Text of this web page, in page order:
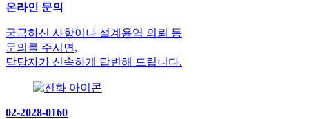
온라인 문의
궁금하신 사항이나 설계용역 의뢰 등
문의를 주시면,
담당자가 신속하게 답변해 드립니다.
02-2028-0160